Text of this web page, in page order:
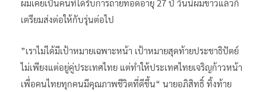
ผมเคยเป็นคนที่ได้รับการถ่ายทอดอายุ 27 ปี วันนี้ผมขาวแล้วก็
เตรียมส่งต่อให้กับรุ่นต่อไป
”เราไม่ได้มีเป้าหมายเฉพาะหน้า เป้าหมายสุดท้ายประชาธิปัตย์
ไม่เพียงแต่อยู่คู่ประเทศไทย แต่ทำให้ประเทศไทยเจริญก้าวหน้า
เพื่อคนไทยทุกคนมีคุณภาพชีวิตที่ดีขึ้น“ นายอภิสิทธิ์ ทิ้งท้าย